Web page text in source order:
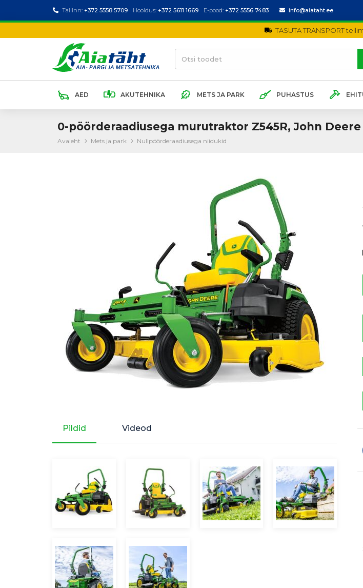
Tallinn: +372 5558 5709 Hooldus: +372 5611 1669 E-pood: +372 5556 7483 info@aiataht.ee
TASUTA TRANSPORT
AED AKUTEHNIKA METS JA PARK PUHASTUS
0-pöörderaadiusega murutraktor Z545R, John
Avaleht Mets ja park Nullpöörderaadiusega niidukid
Pildid Videod